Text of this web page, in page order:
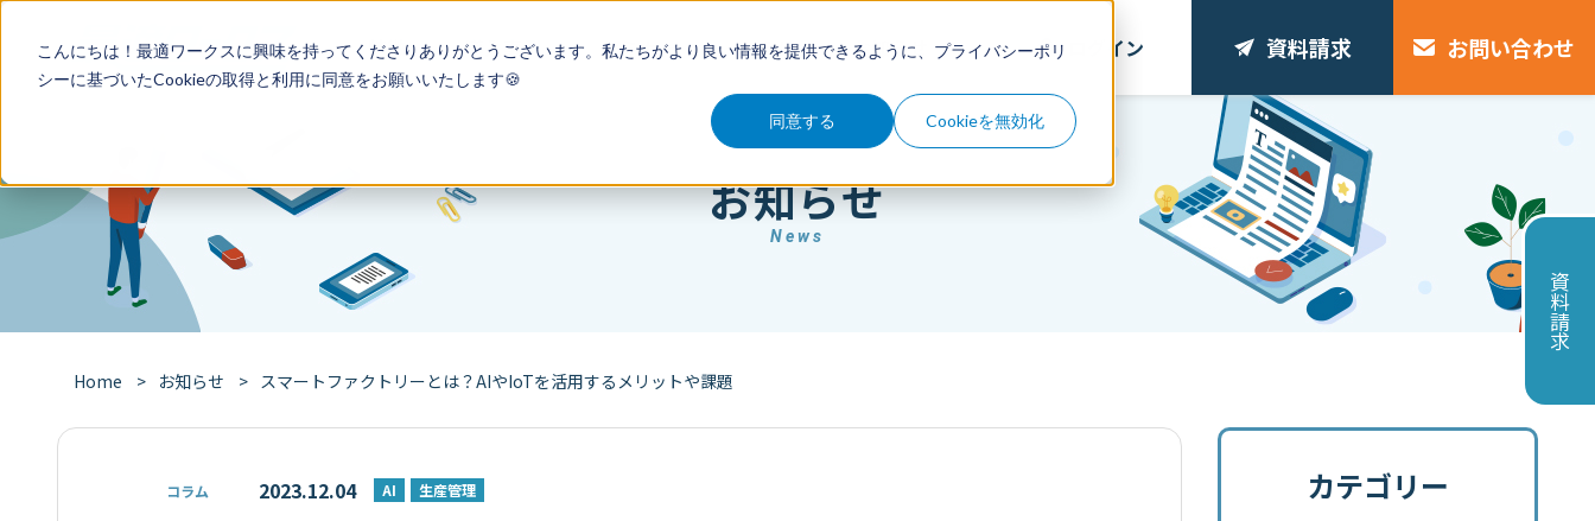
こんにちは！最適ワークスに興味を持ってくださりありがとうございます。私たちがより良い情報を提供できるように、 プライバシーポリ
シーに基づいたCookieの取得と利用に同意をお願いいたします🍪
同意する Cookieを無効化
特徴 導入事例 セミナー コラム お知らせ ログイン 資料請求 お問い合わせ
資料請求
お知らせ
News
Home お知らせ スマートファクトリーとは？AIやIoTを活用するメリットや課題
コラム 2023.12.04 AI 生産管理 カテゴリー